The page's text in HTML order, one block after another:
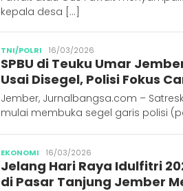
kepala desa […]
TNI/POLRI Publisher
16/03/2026
SPBU di Teuku Umar
Usai Disegel, Polisi Fokus
Jember, Jurnalbangsa.com –
mulai membuka segel garis polisi
EKONOMI Publisher
16/03/2026
Jelang Hari Raya Idulfitri
di Pasar Tanjung Jember